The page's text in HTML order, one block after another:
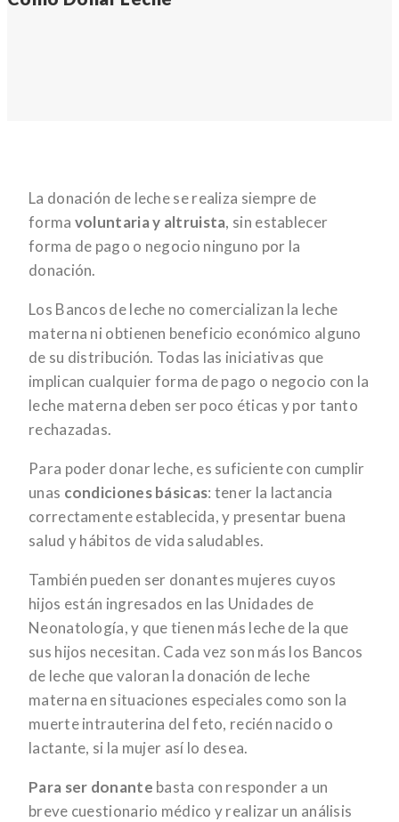
La donación de leche se realiza siempre de
forma voluntaria y altruista, sin establecer
forma de pago o negocio ninguno por la
donación.
Los Bancos de leche no comercializan la leche
materna ni obtienen beneficio económico alguno
de su distribución. Todas las iniciativas que
implican cualquier forma de pago o negocio con la
leche materna deben ser poco éticas y por tanto
rechazadas.
Para poder donar leche, es suficiente con cumplir
unas condiciones básicas: tener la lactancia
correctamente establecida, y presentar buena
salud y hábitos de vida saludables.
También pueden ser donantes mujeres cuyos
hijos están ingresados en las Unidades de
Neonatología, y que tienen más leche de la que
sus hijos necesitan. Cada vez son más los Bancos
de leche que valoran la donación de leche
materna en situaciones especiales como son la
muerte intrauterina del feto, recién nacido o
lactante, si la mujer así lo desea.
Para ser donante basta con responder a un
breve cuestionario médico y realizar un análisis